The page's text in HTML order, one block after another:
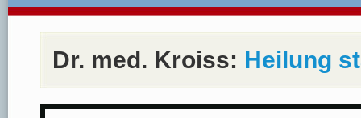
Dr. med. Kroiss: Heilung